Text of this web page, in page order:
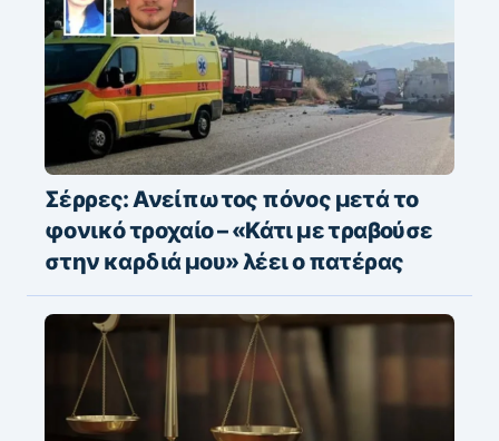
Σέρρες: Ανείπωτος πόνος μετά το
φονικό τροχαίο – «Κάτι με τραβούσε
στην καρδιά μου» λέει ο πατέρας